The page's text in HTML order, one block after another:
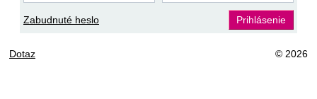
Zabudnuté heslo Prihlásenie
Dotaz © 2026